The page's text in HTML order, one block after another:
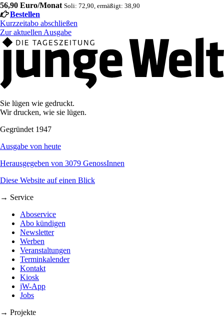
56,90 Euro/Monat Soli: 72,90, ermäßigt: 38,90
Bestellen
Kurzzeitabo abschließen
Zur aktuellen Ausgabe
Sie lügen wie gedruckt.
Wir drucken, wie sie lügen.
Gegründet 1947
Ausgabe von heute
Herausgegeben von 3079 GenossInnen
Diese Website auf einen Blick
→ Service
Aboservice
Abo kündigen
Newsletter
Werben
Veranstaltungen
Terminkalender
Kontakt
Kiosk
jW-App
Jobs
→ Projekte